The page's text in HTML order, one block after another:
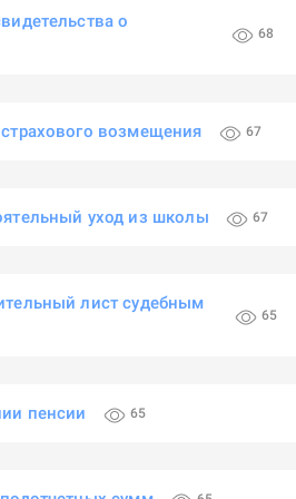
о
68
возмещения 67
уход из школы 67
лист судебным
65
пенсии 65